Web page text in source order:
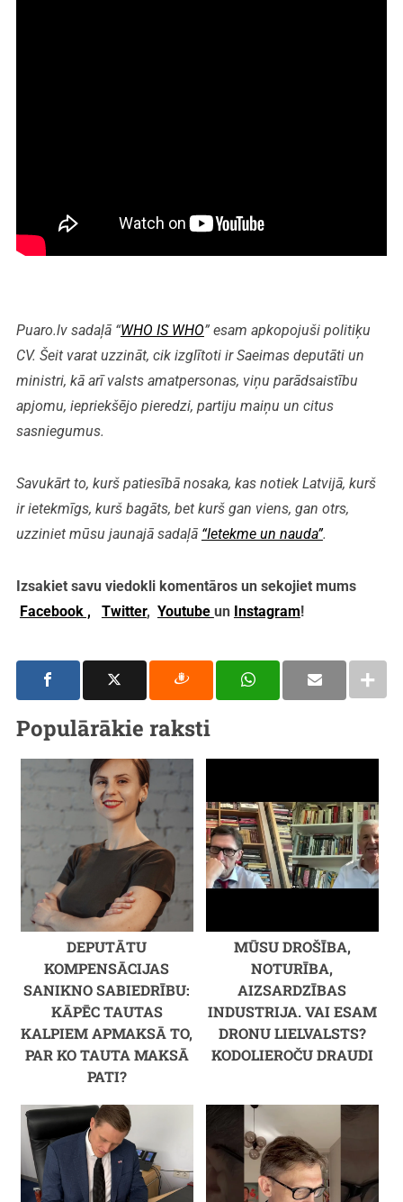
Puaro.lv sadaļā “WHO IS WHO” esam apkopojuši politiķu
CV. Šeit varat uzzināt, cik izglītoti ir Saeimas deputāti un
ministri, kā arī valsts amatpersonas, viņu parādsaistību
apjomu, iepriekšējo pieredzi, partiju maiņu un citus
sasniegumus.
Savukārt to, kurš patiesībā nosaka, kas notiek Latvijā, kurš
ir ietekmīgs, kurš bagāts, bet kurš gan viens, gan otrs,
uzziniet mūsu jaunajā sadaļā “Ietekme un nauda”.
Izsakiet savu viedokli komentāros un sekojiet mums
Facebook ,
Twitter, Youtube un Instagram!
Populārākie raksti
DEPUTĀTU
KOMPENSĀCIJAS
SANIKNO SABIEDRĪBU:
KĀPĒC TAUTAS
KALPIEM APMAKSĀ TO,
PAR KO TAUTA MAKSĀ
PATI?
MŪSU DROŠĪBA,
NOTURĪBA,
AIZSARDZĪBAS
INDUSTRIJA. VAI ESAM
DRONU LIELVALSTS?
KODOLIEROČU DRAUDI